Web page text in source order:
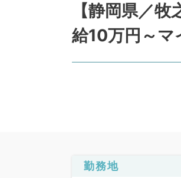
【静岡県／
給10万円～マ
勤務地